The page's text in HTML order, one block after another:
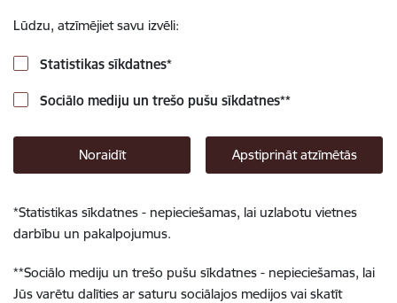
Lūdzu, atzīmējiet savu izvēli:
Statistikas sīkdatnes*
Sociālo mediju un trešo pušu sīkdatnes**
Noraidīt Apstiprināt atzīmētās
*Statistikas sīkdatnes - nepieciešamas, lai uzlabotu vietnes
darbību un pakalpojumus.
**Sociālo mediju un trešo pušu sīkdatnes - nepieciešamas, lai
Jūs varētu dalīties ar saturu sociālajos medijos vai skatīt